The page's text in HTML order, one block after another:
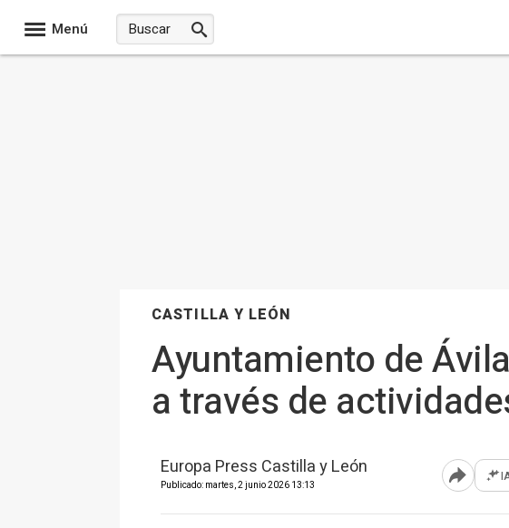
Menú
CASTILLA Y LEÓN
Ayuntamiento de
a través de
Europa Press Castilla y León
Publicado: martes, 2 junio 2026 13:13 Abrir